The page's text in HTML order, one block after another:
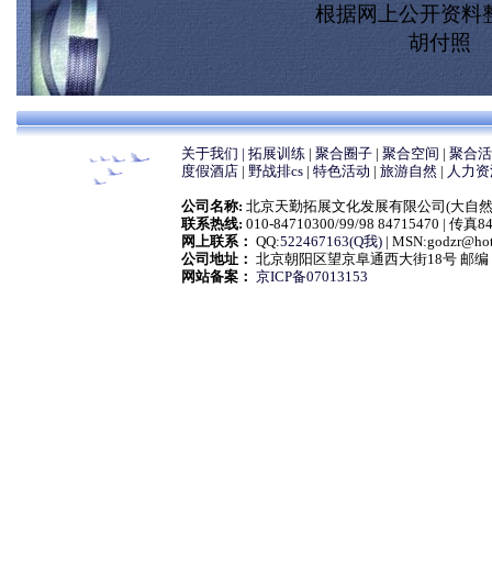
根据网上公开资料
胡付照
关于我们 | 拓展训练| 聚合圈子| 聚合空间 | 聚合
度假酒店| 野战排cs| 特色活动 | 旅游自然| 人力
公司名称: 北京天勤拓展文化发展有限公司(大自
联系热线: 010-84710300/99/98 84715470 | 传真
网上联系： QQ:522467163(Q我)|
公司地址： 北京朝阳区望京阜通西大街18号 邮编
网站备案： 京ICP备07013153